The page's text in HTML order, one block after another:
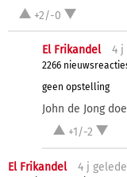
+2/-0
El Frikandel 4 j
2266
geen opstelling
John de Jong
+1/-2
El Frikandel 4 j